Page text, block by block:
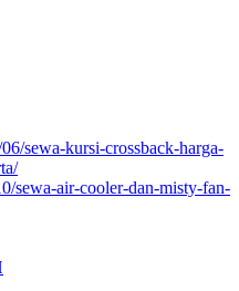
sewa-kursi-crossback-harga-
sewa-air-cooler-dan-misty-fan-